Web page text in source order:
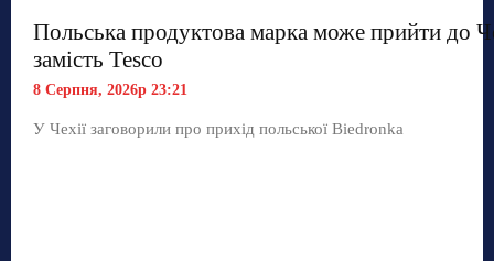
Польська продуктова марка може прийти до
замість Tesco
8 Серпня, 2026р 23:21
У Чехії заговорили про прихід польської Biedronka